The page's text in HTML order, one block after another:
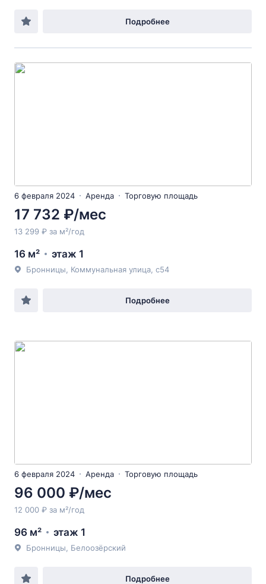
Подробнее
6 февраля 2024 Аренда Торговую площадь
17 732 ₽/мес
13 299 ₽ за м²/год
16 м² этаж 1
Бронницы, Коммунальная улица, с54
Подробнее
6 февраля 2024 Аренда Торговую площадь
96 000 ₽/мес
12 000 ₽ за м²/год
96 м² этаж 1
Бронницы, Белоозёрский
Подробнее